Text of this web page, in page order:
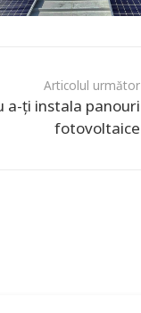
Articolul următor
a-ți instala panouri
fotovoltaice